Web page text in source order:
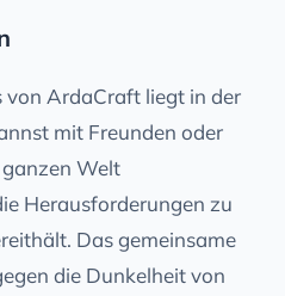
von ArdaCraft liegt in der
mit Freunden oder
Welt
Herausforderungen zu
Das gemeinsame
die Dunkelheit von